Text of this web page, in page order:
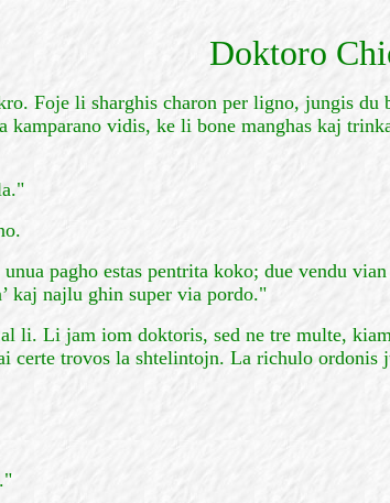
Doktoro
Foje li sharghis charon per ligno, jungis
vidis, ke li bone manghas kaj
pagho estas pentrita koko; due vendu
kaj najlu ghin super via pordo."
li. Li jam iom doktoris, sed ne tre multe,
certe trovos la shtelintojn. La richulo